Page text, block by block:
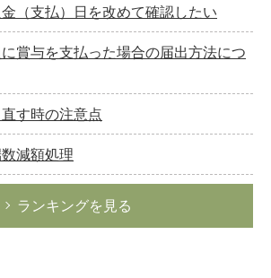
（支払）日を改めて確認したい
賞与を支払った場合の届出方法につ
す時の注意点
減額処理
ランキングを見る